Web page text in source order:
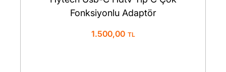
Fonksiyonlu Adaptör
1.500,00